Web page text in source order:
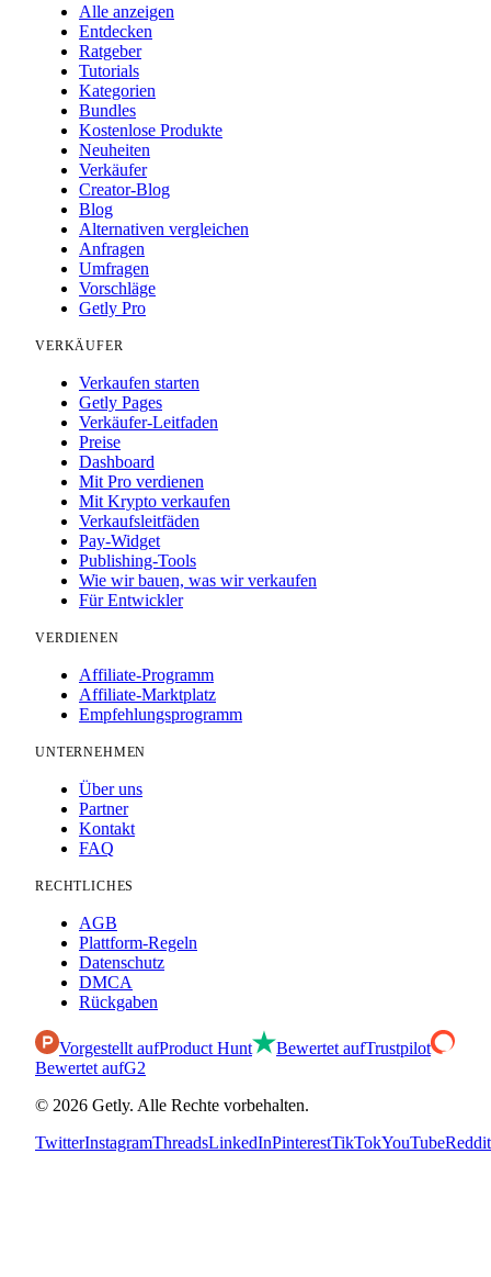
Alle anzeigen
Entdecken
Ratgeber
Tutorials
Kategorien
Bundles
Kostenlose Produkte
Neuheiten
Verkäufer
Creator-Blog
Blog
Alternativen vergleichen
Anfragen
Umfragen
Vorschläge
Getly Pro
VERKÄUFER
Verkaufen starten
Getly Pages
Verkäufer-Leitfaden
Preise
Dashboard
Mit Pro verdienen
Mit Krypto verkaufen
Verkaufsleitfäden
Pay-Widget
Publishing-Tools
Wie wir bauen, was wir verkaufen
Für Entwickler
VERDIENEN
Affiliate-Programm
Affiliate-Marktplatz
Empfehlungsprogramm
UNTERNEHMEN
Über uns
Partner
Kontakt
FAQ
RECHTLICHES
AGB
Plattform-Regeln
Datenschutz
DMCA
Rückgaben
Vorgestellt aufProduct Hunt Bewertet aufTrustpilot
Bewertet aufG2
© 2026 Getly. Alle Rechte vorbehalten.
TwitterInstagramThreadsLinkedInPinterestTikTokYouTubeReddit